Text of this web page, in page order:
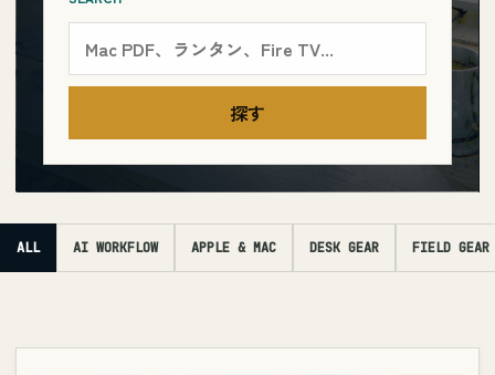
探す
ALL AI WORKFLOW APPLE & MAC DESK GEAR FIELD GEAR